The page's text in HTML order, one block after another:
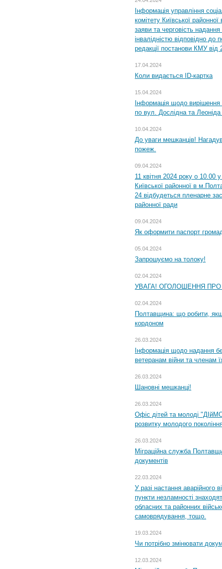
Інформація управління
комітету Київської
заяви та черговість надання
інвалідністю відповідно
редакції постанови КМУ
17.04.2024
Коли видається ID-картка
15.04.2024
Інформація щодо
по вул. Дослідна та Леоніда
10.04.2024
До уваги мешканців!
пожеж.
09.04.2024
11 квітня 2024 року о 10.00
Київської районної в
24 відбудеться пленарне
районної ради
09.04.2024
Як оформити паспорт
05.04.2024
Запрошуємо на толоку!
02.04.2024
УВАГА! ОГОЛОШЕННЯ
02.04.2024
Полтавщина: що робити,
кордоном
26.03.2024
Інформація щодо надання
ветеранам війни та членам
26.03.2024
Шановні мешканці!
26.03.2024
Офіс дітей та молоді
розвитку молодого
26.03.2024
Міграційна служба
документів
22.03.2024
У разі настання аварійного
пункти незламності
обласних та районних
самоврядування, тощо.
19.03.2024
Чи потрібно змінювати
12.03.2024